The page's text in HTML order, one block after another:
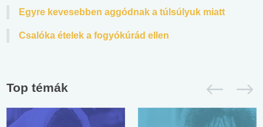
Egyre kevesebben aggódnak a túlsúlyuk miatt
Csalóka ételek a fogyókúrád ellen
Top témák